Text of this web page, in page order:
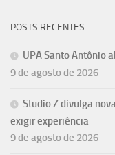
POSTS RECENTES
UPA Santo Antônio
9 de agosto de 2026
Studio Z divulga
exigir experiência
9 de agosto de 2026